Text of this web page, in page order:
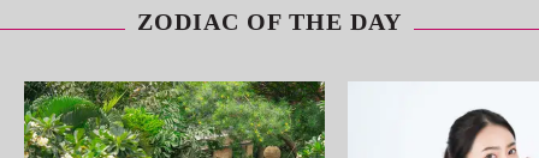
ZODIAC OF THE DAY